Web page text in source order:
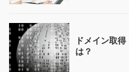
ドメイン取
は？